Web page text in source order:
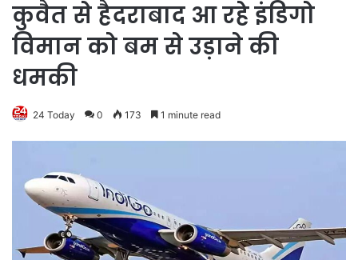
कुवैत से हैदराबाद आ रहे इंडिगो
विमान को बम से उड़ाने की
धमकी
24 Today 0 173 1 minute read